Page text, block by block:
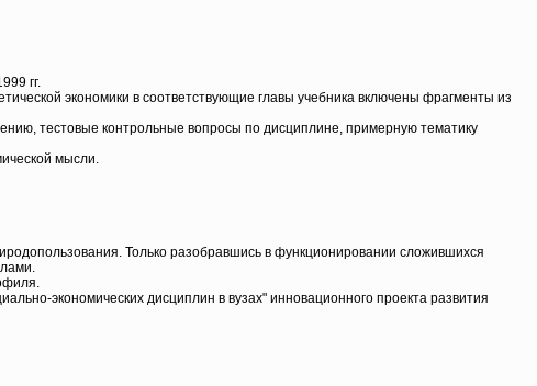
гг.
экономики в соответствующие главы учебника включены фрагменты из
тестовые контрольные вопросы по дисциплине, примерную тематику
мысли.
Только разобравшись в функционировании сложившихся
экономических дисциплин в вузах" инновационного проекта развития